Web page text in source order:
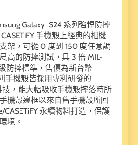
Galaxy S24 系列強悍防摔
手機殼上經典的相機
架，可從 0 度到 150 度任意調
高的防摔測試，具 3 倍 MIL-
防摔標準，售價為新台幣
手機殼皆採用專利研發的
技，能大幅吸收手機殼摔落時所
機殼邊框以來自舊手機殼所回
CASETiFY 永續物料打造，保護
境。